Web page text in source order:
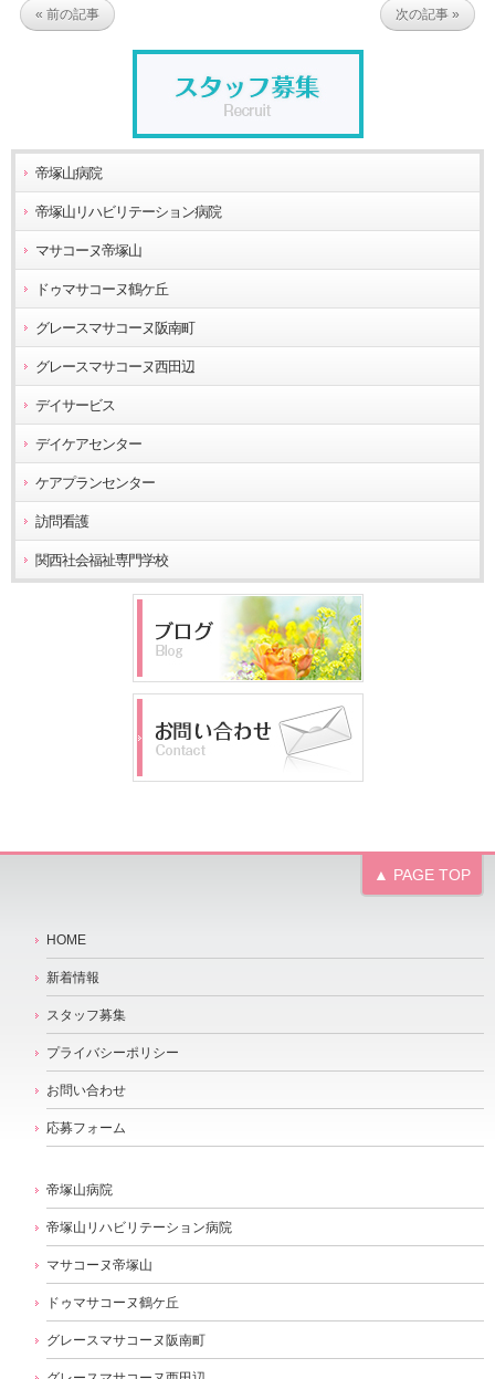
« 前の記事 次の記事 »
帝塚山病院
帝塚山リハビリテーション病院
マサコーヌ帝塚山
ドゥマサコーヌ鶴ケ丘
グレースマサコーヌ阪南町
グレースマサコーヌ西田辺
デイサービス
デイケアセンター
ケアプランセンター
訪問看護
関西社会福祉専門学校
▲ PAGE TOP
HOME
新着情報
スタッフ募集
プライバシーポリシー
お問い合わせ
応募フォーム
帝塚山病院
帝塚山リハビリテーション病院
マサコーヌ帝塚山
ドゥマサコーヌ鶴ケ丘
グレースマサコーヌ阪南町